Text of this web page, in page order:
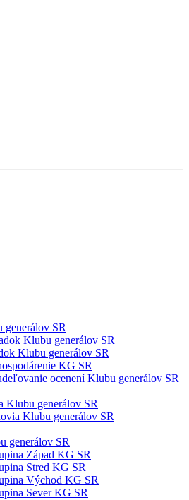
generálov SR
Klubu generálov SR
Klubu generálov SR
KG SR
ocenení Klubu generálov SR
Klubu generálov SR
Klubu generálov SR
generálov SR
Západ KG SR
Stred KG SR
Východ KG SR
Sever KG SR